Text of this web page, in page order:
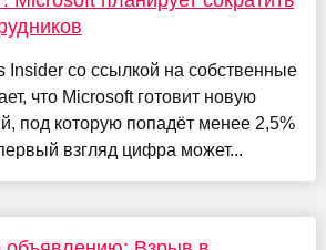
Insider со ссылкой на собственные
что Microsoft готовит новую
под которую попадёт менее 2,5%
взгляд цифра может...